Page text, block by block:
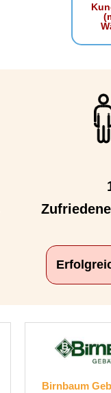
Birnbaum